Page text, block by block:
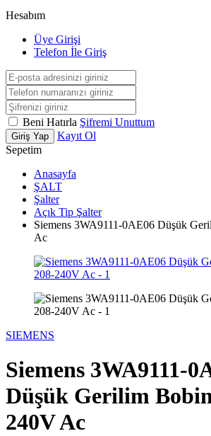
Hesabım
Üye Girişi
Telefon İle Giriş
Beni Hatırla Şifremi Unuttum
Giriş Yap
Kayıt Ol
Sepetim
Anasayfa
ŞALT
Şalter
Açık Tip Şalter
Siemens 3WA9111-0AE06 Düşük
Ac
SIEMENS
Siemens 3WA9111-
Düşük Gerilim
240V Ac